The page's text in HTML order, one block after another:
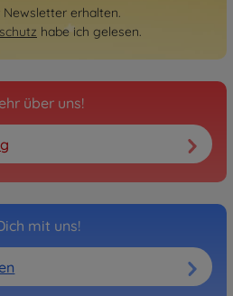
erhalten.
habe ich gelesen.
über uns!
mit uns!